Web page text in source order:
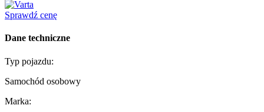
Sprawdź cenę
Dane techniczne
Typ pojazdu:
Samochód osobowy
Marka: